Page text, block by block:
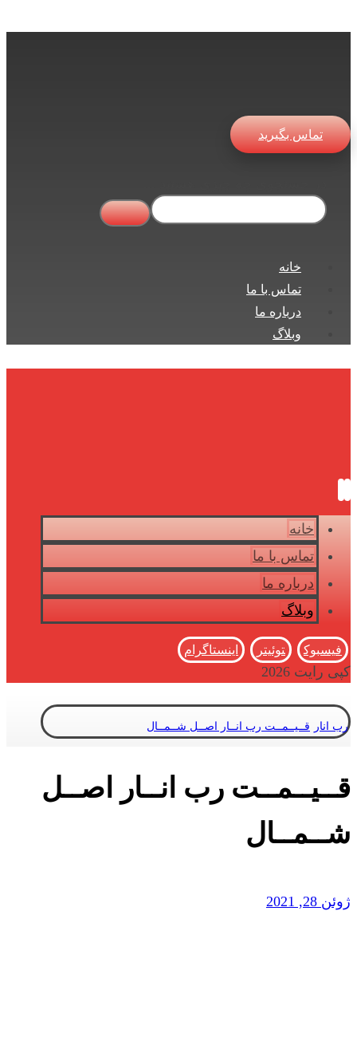
تماس بگیرید
خانه
تماس با ما
درباره ما
وبلاگ
خانه
تماس با ما
درباره ما
وبلاگ
فیسبوک توئیتر اینستاگرام
کپی رایت 2026
رب انار قــیــمــت رب انــار اصــل شــمــال
قــیــمــت رب انــار اصــل
شــمــال
ژوئن 28, 2021